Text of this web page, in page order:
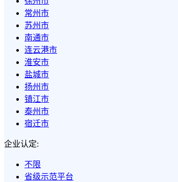
常州市
苏州市
南通市
连云港市
淮安市
盐城市
扬州市
镇江市
泰州市
宿迁市
企业认定:
不限
省级示范平台